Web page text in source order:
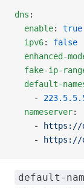
dns :
  enable
: true
  ipv6
: false
enhanced-
fake-ip-
default-
    -
  nameserver
:
    -
https://
    -
https://
default-